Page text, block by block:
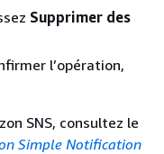
Supprimer des
l’opération,
SNS, consultez le
Simple Notification